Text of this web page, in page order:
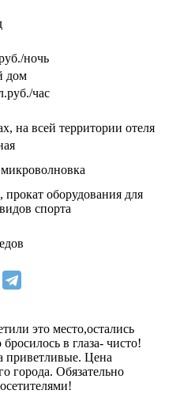
ночь
дом
час
на всей территории отеля
прокат оборудования для
спорта
это место,остались
в глаза- чисто!
приветливые. Цена
города. Обязательно